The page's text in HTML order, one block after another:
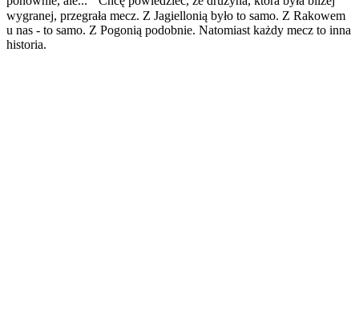
wygranej, przegrała mecz. Z Jagiellonią było to samo. Z Rakowem
u nas - to samo. Z Pogonią podobnie. Natomiast każdy mecz to inna
historia.